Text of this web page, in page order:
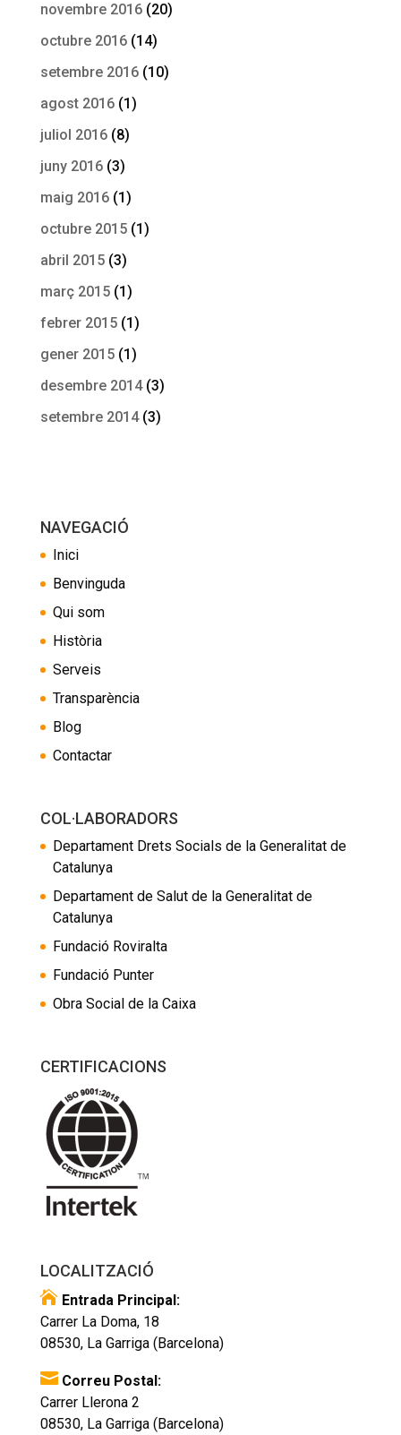
novembre 2016(20)
octubre 2016(14)
setembre 2016(10)
agost 2016(1)
juliol 2016(8)
juny 2016(3)
maig 2016(1)
octubre 2015(1)
abril 2015(3)
març 2015(1)
febrer 2015(1)
gener 2015(1)
desembre 2014(3)
setembre 2014(3)
NAVEGACIÓ
Inici
Benvinguda
Qui som
Història
Serveis
Transparència
Blog
Contactar
COL·LABORADORS
Departament Drets Socials de la Generalitat de
Catalunya
Departament de Salut de la Generalitat de
Catalunya
Fundació Roviralta
Fundació Punter
Obra Social de la Caixa
CERTIFICACIONS
LOCALITZACIÓ
 Entrada Principal:
Carrer La Doma, 18
08530, La Garriga (Barcelona)
 Correu Postal:
Carrer Llerona 2
08530, La Garriga (Barcelona)